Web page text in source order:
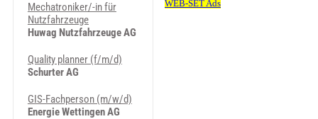
Mechatroniker/-in für
Nutzfahrzeuge
Huwag Nutzfahrzeuge AG
Quality planner (f/m/d)
Schurter AG
GIS-Fachperson (m/w/d)
Energie Wettingen AG